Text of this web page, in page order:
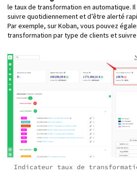
le taux de transformation en automatique.
suivre quotidiennement et d’être alerté
Par exemple, sur Koban, vous pouvez
transformation par type de clients et
Indicateur taux de